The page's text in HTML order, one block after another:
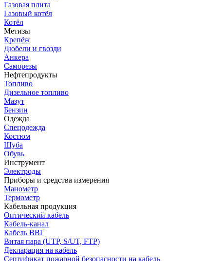
Газовая плита
Газовый котёл
Котёл
Метизы
Крепёж
Дюбели и гвозди
Анкера
Саморезы
Нефтепродукты
Топливо
Дизельное топливо
Мазут
Бензин
Одежда
Спецодежда
Костюм
Шуба
Обувь
Инструмент
Электроды
Приборы и средства измерения
Манометр
Термометр
Кабельная продукция
Оптический кабель
Кабель-канал
Кабель ВВГ
Витая пара (UTP, S/UT, FTP)
Декларация на кабель
Сертификат пожарной безопасности на кабель